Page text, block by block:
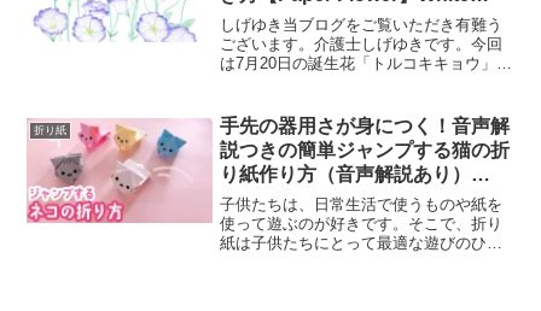
Eustoma （Lisianthus）
しげゆき当ブログをご覧いただき有難う
ございます。介護士しげゆきです。今回
は7月20日の誕生花「トルコキキョウ」の
面制作などにご参考ください。7月20日の
誕生花「トルコキ...
折り紙
手先の器用さが身につく！音声解
説つきの簡単ジャンプする猫の折
り紙作り方（音声解説あり）
Origami – How to make a
jumping cat
子供たちは、日常生活で使うものや紙を
使って遊ぶのが好きです。そこで、折り
紙は子供たちにとって最適な遊びのひと